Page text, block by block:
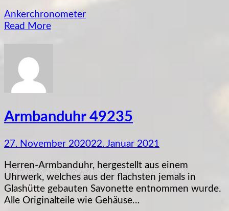
Ankerchronometer
Read More
Armbanduhr 49235
27. November 202022. Januar 2021
Herren-Armbanduhr, hergestellt aus einem
Uhrwerk, welches aus der flachsten jemals in
Glashütte gebauten Savonette entnommen wurde.
Alle Originalteile wie Gehäuse…